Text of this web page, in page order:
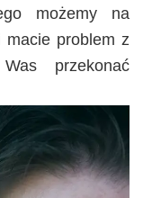
możemy na
macie problem z
przekonać